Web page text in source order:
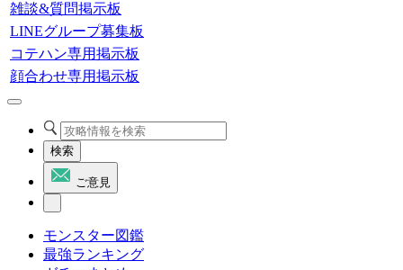
雑談&質問掲示板
LINEグループ募集板
コテハン専用掲示板
顔合わせ専用掲示板
検索
ご意見
モンスター図鑑
最強ランキング